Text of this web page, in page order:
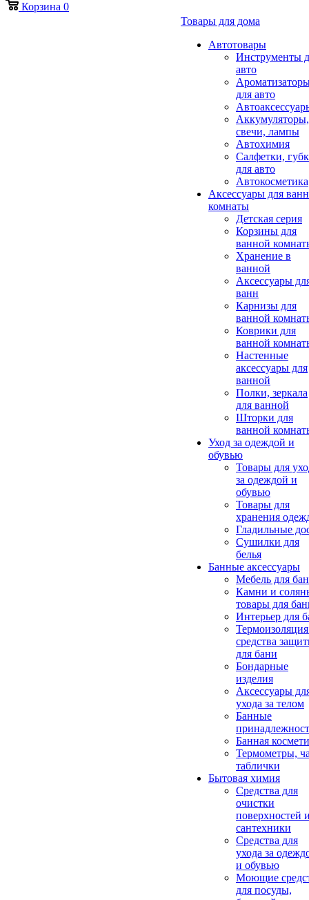
Корзина 0
Товары для дома
Автотовары
Инструменты
авто
для авто
Аккумуляторы,
свечи, лампы
Автохимия
Салфетки,
для авто
Автокосметика
Аксессуары для
комнаты
Детская серия
Корзины для
ванной
Хранение в
ванной
Аксессуары
ванн
Карнизы для
ванной
Коврики для
ванной
Настенные
аксессуары для
ванной
Полки, зеркала
для ванной
Шторки для
ванной
Уход за одеждой и
обувью
Товары для
за одеждой и
обувью
Товары для
хранения
Гладильные
Сушилки для
белья
Банные аксессуары
Мебель для
Камни и
товары для
Интерьер для
средства
для бани
Бондарные
изделия
Аксеcсуары
ухода за телом
Банные
Банная
Термометры,
таблички
Бытовая химия
Средства для
очистки
поверхностей
сантехники
Средства для
ухода за
и обувью
Моющие
для посуды,